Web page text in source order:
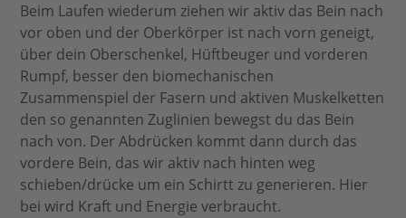
Beim Laufen wiederum ziehen wir aktiv das Bein nach
vor oben und der Oberkörper ist nach vorn geneigt,
über dein Oberschenkel, Hüftbeuger und vorderen
Rumpf, besser den biomechanischen
Zusammenspiel der Fasern und aktiven Muskelketten
den so genannten Zuglinien bewegst du das Bein
nach von. Der Abdrücken kommt dann durch das
vordere Bein, das wir aktiv nach hinten weg
schieben/drücke um ein Schirtt zu generieren. Hier
bei wird Kraft und Energie verbraucht.